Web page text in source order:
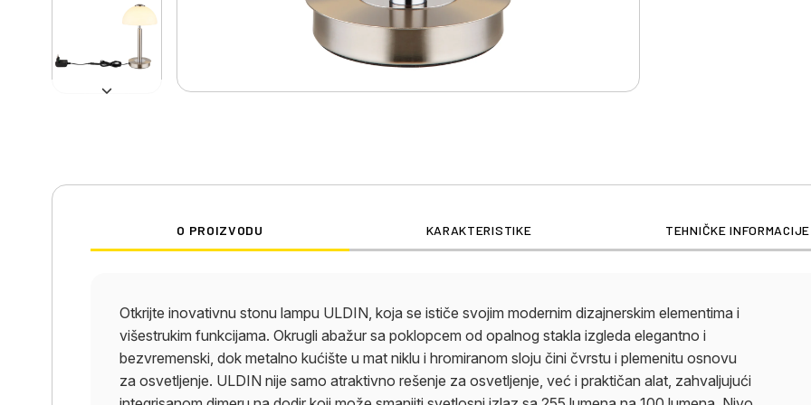
O PROIZVODU KARAKTERISTIKE TEHNIČKE INFORMACIJE
Otkrijte inovativnu stonu lampu ULDIN, koja se ističe svojim modernim dizajnerskim elementima i
višestrukim funkcijama. Okrugli abažur sa poklopcem od opalnog stakla izgleda elegantno i
bezvremenski, dok metalno kućište u mat niklu i hromiranom sloju čini čvrstu i plemenitu osnovu
za osvetljenje. ULDIN nije samo atraktivno rešenje za osvetljenje, već i praktičan alat, zahvaljujući